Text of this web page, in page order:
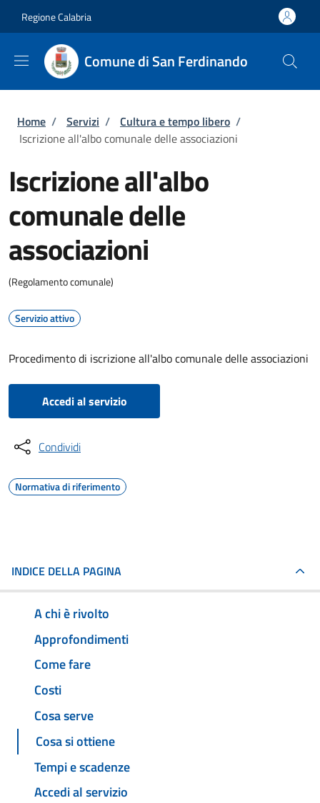
Regione Calabria
Comune di San Ferdinando
Briciole di pane
Home / Servizi / Cultura e tempo libero /
Iscrizione all'albo comunale delle associazioni
Iscrizione all'albo
comunale delle
associazioni
(Regolamento comunale)
Servizio attivo
Procedimento di iscrizione all'albo comunale delle associazioni
Accedi al servizio
Condividi
Normativa di riferimento
INDICE DELLA PAGINA
A chi è rivolto
Approfondimenti
Come fare
Costi
Cosa serve
Cosa si ottiene
Tempi e scadenze
Accedi al servizio